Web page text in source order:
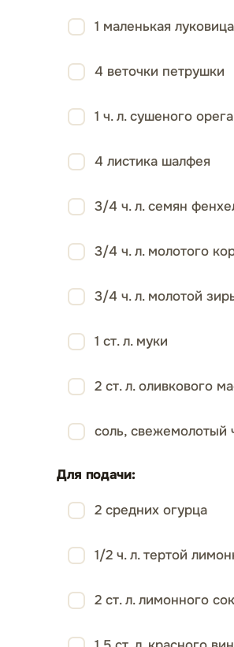
1 маленькая луковица
4 веточки петрушки
1 ч. л. сушеного
4 листика шалфея
3/4 ч. л. семян
3/4 ч. л. молотого
3/4 ч. л. молотой
1 ст. л. муки
2 ст. л. оливкового
соль, свежемолотый
Для подачи:
2 средних огурца
1/2 ч. л. тертой
2 ст. л. лимонного